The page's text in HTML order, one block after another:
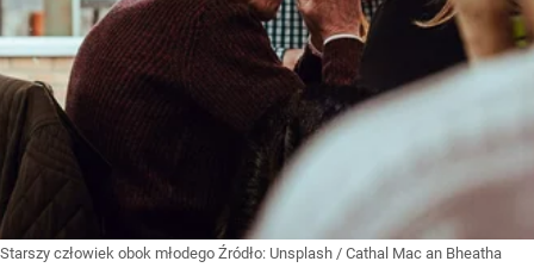
Starszy człowiek obok młodego Źródło: Unsplash / Cathal Mac an Bheatha